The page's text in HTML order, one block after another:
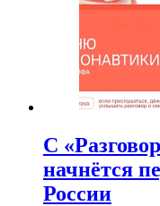
С
начнётся
России